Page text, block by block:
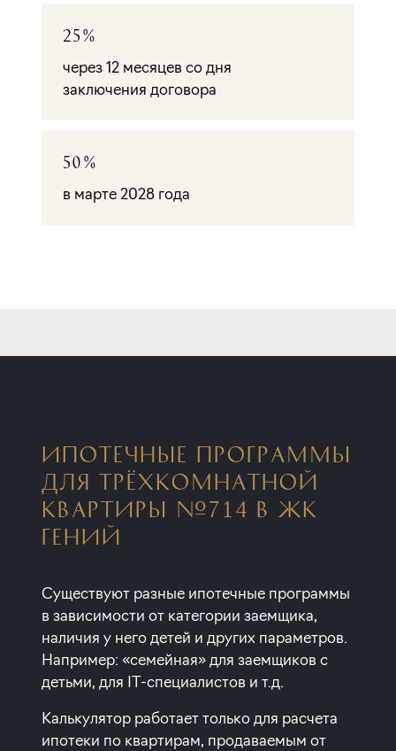
25%
через 12 месяцев со дня
заключения договора
50%
в марте 2028 года
ИПОТЕЧНЫЕ ПРОГРАММЫ
ДЛЯ ТРЁХКОМНАТНОЙ
КВАРТИРЫ №714 В ЖК
ГЕНИЙ
Существуют разные ипотечные программы
в зависимости от категории заемщика,
наличия у него детей и других параметров.
Например: «семейная» для заемщиков с
детьми, для IT-специалистов и т.д.
Калькулятор работает только для расчета
ипотеки по квартирам, продаваемым от